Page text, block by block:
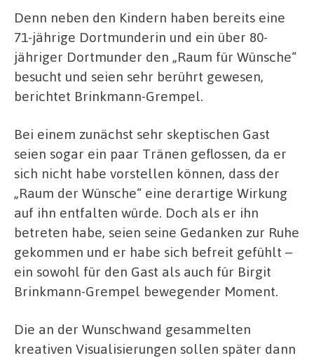
Denn neben den Kindern haben bereits eine
71-jährige Dortmunderin und ein über 80-
jähriger Dortmunder den „Raum für Wünsche“
besucht und seien sehr berührt gewesen,
berichtet Brinkmann-Grempel.
Bei einem zunächst sehr skeptischen Gast
seien sogar ein paar Tränen geflossen, da er
sich nicht habe vorstellen können, dass der
„Raum der Wünsche“ eine derartige Wirkung
auf ihn entfalten würde. Doch als er ihn
betreten habe, seien seine Gedanken zur Ruhe
gekommen und er habe sich befreit gefühlt –
ein sowohl für den Gast als auch für Birgit
Brinkmann-Grempel bewegender Moment.
Die an der Wunschwand gesammelten
kreativen Visualisierungen sollen später dann